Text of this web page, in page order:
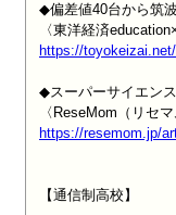
◆偏差値40台から筑
https://
◆スーパーサイエン
https://resemom.jp/
【通信制高校】